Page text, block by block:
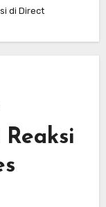
di Direct